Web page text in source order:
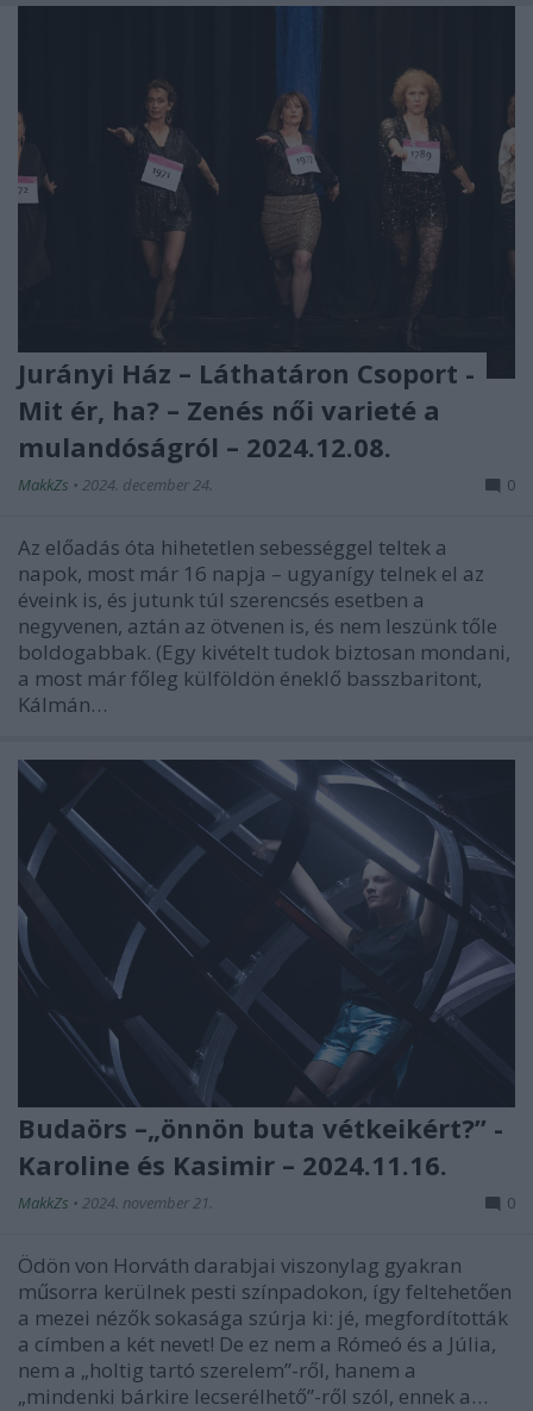
Jurányi Ház – Láthatáron Csoport -
Mit ér, ha? – Zenés női varieté a
mulandóságról – 2024.12.08.
MakkZs • 2024. december 24. 0
Az előadás óta hihetetlen sebességgel teltek a
napok, most már 16 napja – ugyanígy telnek el az
éveink is, és jutunk túl szerencsés esetben a
negyvenen, aztán az ötvenen is, és nem leszünk tőle
boldogabbak. (Egy kivételt tudok biztosan mondani,
a most már főleg külföldön éneklő basszbaritont,
Kálmán…
Budaörs –„önnön buta vétkeikért?” -
Karoline és Kasimir – 2024.11.16.
MakkZs • 2024. november 21. 0
Ödön von Horváth darabjai viszonylag gyakran
műsorra kerülnek pesti színpadokon, így feltehetően
a mezei nézők sokasága szúrja ki: jé, megfordították
a címben a két nevet! De ez nem a Rómeó és a Júlia,
nem a „holtig tartó szerelem”-ről, hanem a
„mindenki bárkire lecserélhető”-ről szól, ennek a…